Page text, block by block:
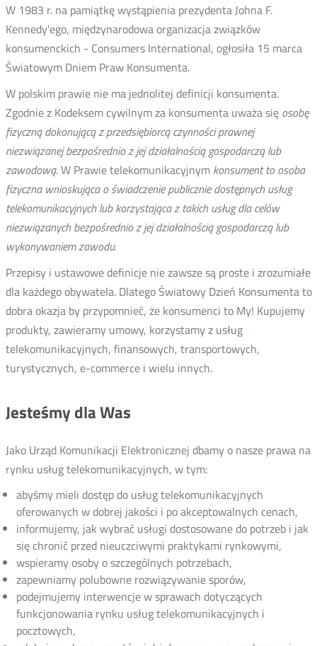
W 1983 r. na pamiątkę wystąpienia prezydenta Johna F.
Kennedy'ego, międzynarodowa organizacja związków
konsumenckich - Consumers International, ogłosiła 15 marca
Światowym Dniem Praw Konsumenta.
W polskim prawie nie ma jednolitej definicji konsumenta.
Zgodnie z Kodeksem cywilnym za konsumenta uważa się osobę
fizyczną dokonującą z przedsiębiorcą czynności prawnej
niezwiązanej bezpośrednio z jej działalnością gospodarczą lub
zawodową. W Prawie telekomunikacyjnym konsument to osoba
fizyczna wnioskująca o świadczenie publicznie dostępnych usług
telekomunikacyjnych lub korzystająca z takich usług dla celów
niezwiązanych bezpośrednio z jej działalnością gospodarczą lub
wykonywaniem zawodu.
Przepisy i ustawowe definicje nie zawsze są proste i zrozumiałe
dla każdego obywatela. Dlatego Światowy Dzień Konsumenta to
dobra okazja by przypomnieć, że konsumenci to My! Kupujemy
produkty, zawieramy umowy, korzystamy z usług
telekomunikacyjnych, finansowych, transportowych,
turystycznych, e-commerce i wielu innych.
Jesteśmy dla Was
Jako Urząd Komunikacji Elektronicznej dbamy o nasze prawa na
rynku usług telekomunikacyjnych, w tym:
abyśmy mieli dostęp do usług telekomunikacyjnych
oferowanych w dobrej jakości i po akceptowalnych cenach,
informujemy, jak wybrać usługi dostosowane do potrzeb i jak
się chronić przed nieuczciwymi praktykami rynkowymi,
wspieramy osoby o szczególnych potrzebach,
zapewniamy polubowne rozwiązywanie sporów,
podejmujemy interwencje w sprawach dotyczących
funkcjonowania rynku usług telekomunikacyjnych i
pocztowych,